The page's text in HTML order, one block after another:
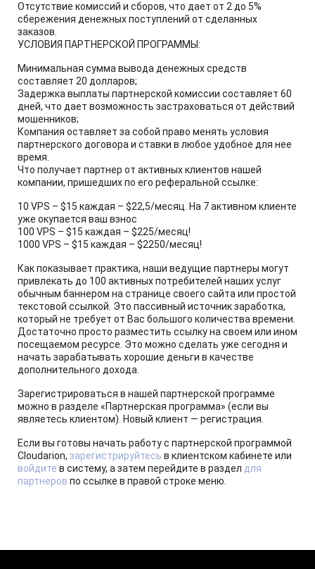
Отсутствие комиссий и сборов, что дает от 2 до 5%
сбережения денежных поступлений от сделанных
заказов.
УСЛОВИЯ ПАРТНЕРСКОЙ ПРОГРАММЫ:
Минимальная сумма вывода денежных средств
составляет 20 долларов;
Задержка выплаты партнерской комиссии составляет 60
дней, что дает возможность застраховаться от действий
мошенников;
Компания оставляет за собой право менять условия
партнерского договора и ставки в любое удобное для нее
время.
Что получает партнер от активных клиентов нашей
компании, пришедших по его реферальной ссылке:
10 VPS – $15 каждая – $22,5/месяц. На 7 активном клиенте
уже окупается ваш взнос
100 VPS – $15 каждая – $225/месяц!
1000 VPS – $15 каждая – $2250/месяц!
Как показывает практика, наши ведущие партнеры могут
привлекать до 100 активных потребителей наших услуг
обычным баннером на странице своего сайта или простой
текстовой ссылкой. Это пассивный источник заработка,
который не требует от Вас большого количества времени.
Достаточно просто разместить ссылку на своем или ином
посещаемом ресурсе. Это можно сделать уже сегодня и
начать зарабатывать хорошие деньги в качестве
дополнительного дохода.
Зарегистрироваться в нашей партнерской программе
можно в разделе «Партнерская программа» (если вы
являетесь клиентом). Новый клиент — регистрация.
Если вы готовы начать работу с партнерской программой
Cloudarion, зарегистрируйтесь в клиентском кабинете или
войдите в систему, а затем перейдите в раздел для
партнеров по ссылке в правой строке меню.